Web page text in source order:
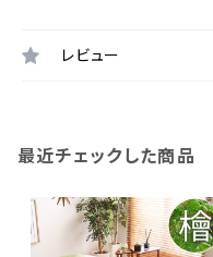
レビュー
最近チェックした商品